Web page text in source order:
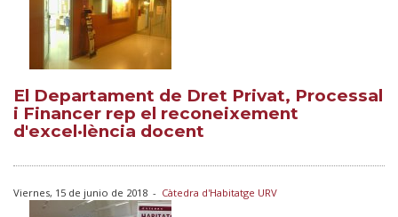
El Departament de Dret Privat, Processal
i Financer rep el reconeixement
d'excel·lència docent
Viernes, 15 de junio de 2018 - Càtedra d'Habitatge URV